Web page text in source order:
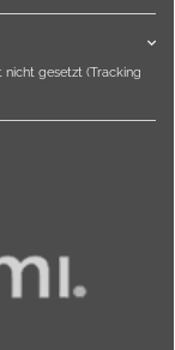
gesetzt (Tracking